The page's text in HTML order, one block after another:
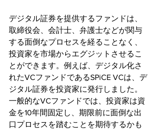
デジタル証券を提供するファンドは、
取締役会、会計士、弁護士などが関与
する面倒なプロセスを経ることなく、
投資家を市場からエグジットさせるこ
とができます。例えば、デジタル化さ
れたVCファンドであるSPiCE VCは、デ
ジタル証券を投資家に発行しました。
一般的なVCファンドでは、投資家は資
金を10年間固定し、期限前に面倒な出
口プロセスを踏むことを期待するかも